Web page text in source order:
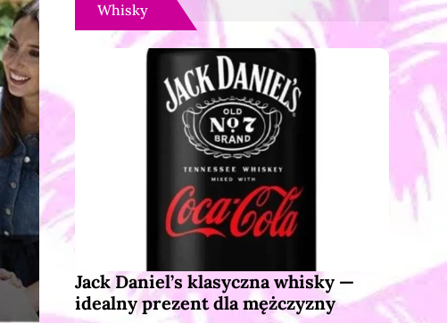
Whisky
Jack Daniel’s klasyczna whisky —
idealny prezent dla mężczyzny